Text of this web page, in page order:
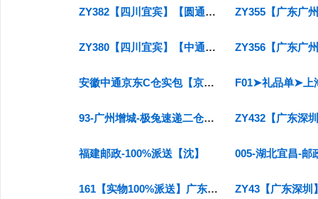
ZY382【四川宜宾】【圆通速递】【实货100%派送】【支持无货源】【支持入仓】北京上海加0.5，新
ZY380【四川宜宾】【中通快递】【实货100%派送】【支持无货源】【正品商品长期供货】偏远或特殊地
安徽中通京东C仓实包【京东送福利100%派送】
93-广州增城-极兔速递二仓【实货100%派送】支持入仓 推荐 支持无货源 视频号店铺关联码：wx
福建邮政-100%派送【沈】
161【实物100%派送】广东-广州（花都）-申通快递,北京+1 上海+1